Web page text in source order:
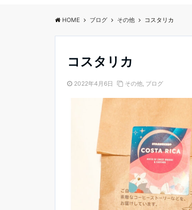
HOME ブログ その他 コスタリカ
コスタリカ
2022年4月6日 その他, ブログ